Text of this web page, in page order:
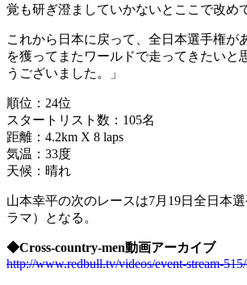
覚も研ぎ澄ましていかないとここで改め
これから日本に戻って、全日本選手権が
を獲ってまたワールドで走ってきたいと
うございました。」
順位：24位
スタートリスト数：105名
距離：4.2km X 8 laps
気温：33度
天候：晴れ
山本幸平の次のレースは7月19日全日本
ラマ）となる。
◆Cross-country-men動画アーカイブ
http://www.redbull.tv/videos/event-stream-